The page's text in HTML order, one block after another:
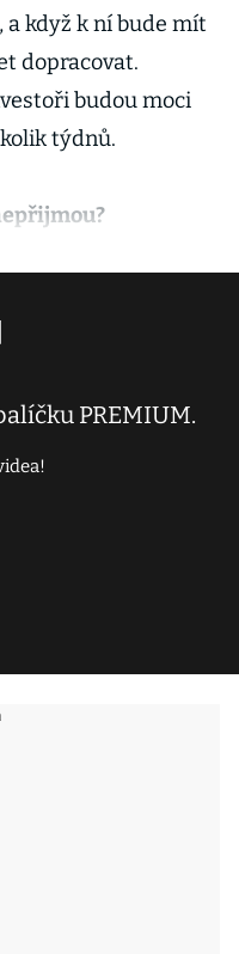
když k ní bude mít
dopracovat.
budou moci
týdnů.
PREMIUM.